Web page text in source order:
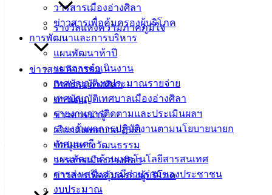
วารสารเมืองอ่างศิลา
ข่าวสารเพื่อคุ้มครองผู้บริโภค
การพัฒนาและการบริหาร
แผนพัฒนาห้าปี
แผนการดำเนินงาน
เทศบัญญัติงบประมาณรายจ่าย
เทศบัญญัติเทศบาลเมืองอ่างศิลา
รายงานการติดตามและประเมินผลฯ
รายงานผลการปฏิบัติงานตามนโยบายนายก
เทศมนตรี
แผนพัฒนาด้านเทคโนโลยีสารสนเทศ
การส่งเสริมการมีส่วนร่วมของประชาชน
งบประมาณ
รางวัลแห่งความภาคภูมิใจ
ข่าวสาร กิจกรรม
กิจกรรมอ่างศิลา
ข่าวเด่น
ข่าวสารน่ารู้
เลือกตั้งเทศบาล 2568
ข้อมูลทางวัฒนธรรม
วารสารเมืองอ่างศิลา
ข่าวสารเพื่อคุ้มครองผู้บริโภค
ศิลาพิทยาคม เป็นมัคคุเทศก์นักเรียน พาชมสถานที่
: งานบริการและเผยแพร่วิชาการ ฝ่ายบริการและเผยแพร่
วิชาการ กองยุทธศาสตร์และงบประมาณ เทศบาลเมืองอ่างศิลา
ติดต่อหรือรับข้อมูลข่าวสารเทศบาลเมืองอ่างศิลา
– สายตรง-สายด่วน นายกวินัย พ้นภัยพาล : 093-579-7910
– (ดับเพลิง) ป้องกันและบรรเทาสาธารณภัย โทรศัพท์ :
038397220 (24 ชั่วโมง)
www.angsilacity.go.th